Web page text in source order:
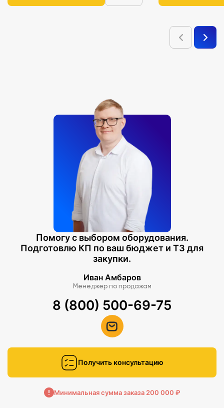
Помогу с выбором оборудования.
Подготовлю КП по ваш бюджет и ТЗ для
закупки.
Иван Амбаров
Менеджер по продажам
8 (800) 500-69-75
Получить консультацию
Минимальная сумма заказа 200 000 ₽